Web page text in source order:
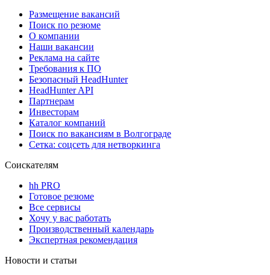
Размещение вакансий
Поиск по резюме
О компании
Наши вакансии
Реклама на сайте
Требования к ПО
Безопасный HeadHunter
HeadHunter API
Партнерам
Инвесторам
Каталог компаний
Поиск по вакансиям в Волгограде
Сетка: соцсеть для нетворкинга
Соискателям
hh PRO
Готовое резюме
Все сервисы
Хочу у вас работать
Производственный календарь
Экспертная рекомендация
Новости и статьи